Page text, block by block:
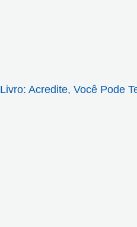
Livro: Acredite, Você Pode